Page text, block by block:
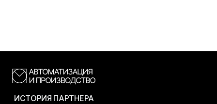
ИСТОРИЯ ПАРТНЕРА